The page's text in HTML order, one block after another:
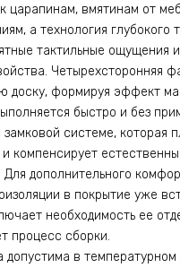
царапинам, вмятинам от
а технология глубокого
тактильные ощущения
Четырехсторонняя
доску, формируя эффект
быстро и без
замковой системе, которая
компенсирует
дополнительного
в покрытие уже
необходимость ее
процесс сборки.
допустима в температурном